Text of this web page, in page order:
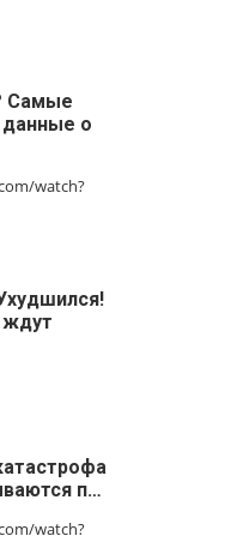
Самые
о
watch?
ждут
п…
watch?